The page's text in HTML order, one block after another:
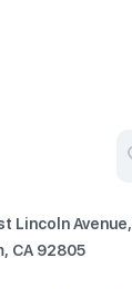
Lincoln Avenue,
CA 92805